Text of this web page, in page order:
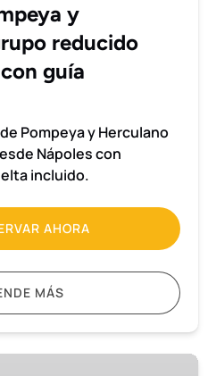
y
reducido
guía
Pompeya y Herculano
Nápoles con
incluido.
AHORA
MÁS